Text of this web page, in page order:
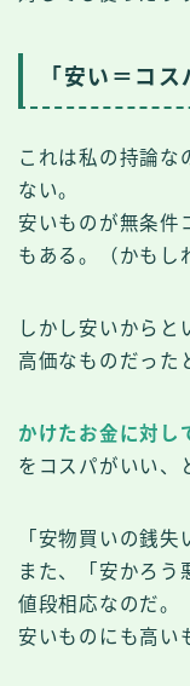
「安い＝コ
これは私の持論な
ない。
安いものが無条件
もある。（かもし
しかし安いからと
高価なものだった
かけたお金に対し
をコスパがいい、
「安物買いの銭失
また、「安かろう
値段相応なのだ。
安いものにも高い